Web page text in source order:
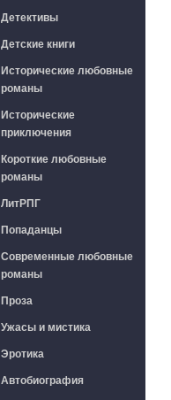
Детективы
Детские книги
Исторические любовные
романы
Исторические
приключения
Короткие любовные
романы
ЛитРПГ
Попаданцы
Современные любовные
романы
Проза
Ужасы и мистика
Эротика
Автобиография